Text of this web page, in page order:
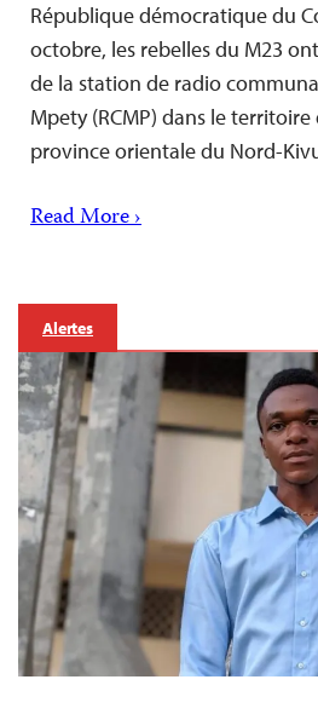
République démocratique du
octobre, les rebelles du M23
de la station de radio
Mpety (RCMP) dans le territoire
province orientale du Nord-
Read More ›
Alertes